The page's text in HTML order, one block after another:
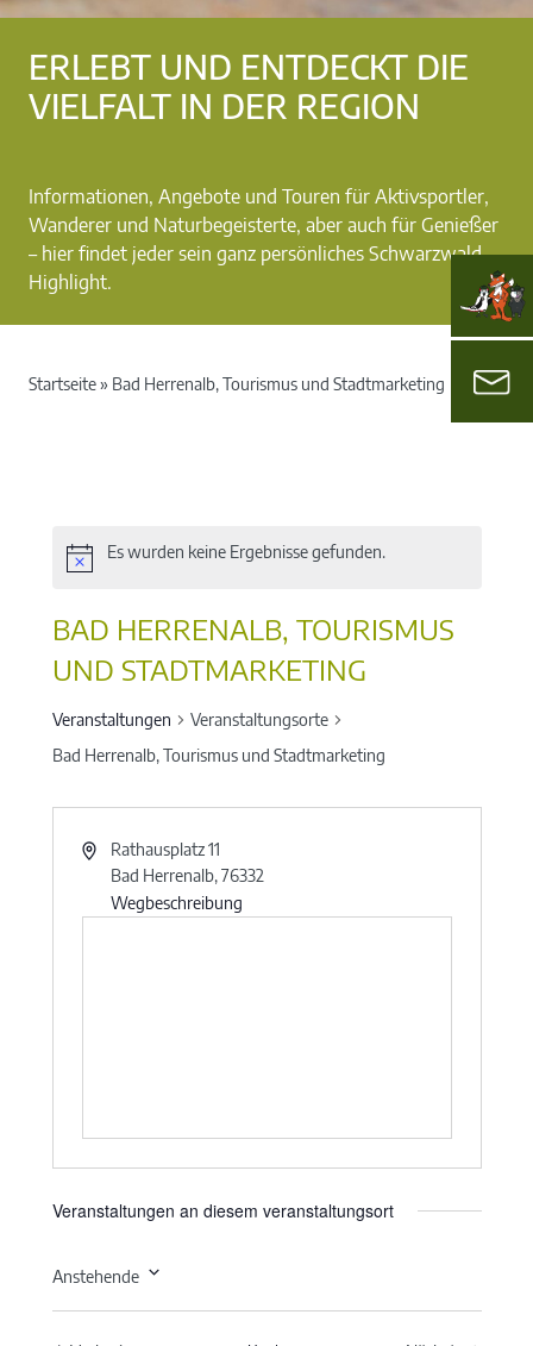
ERLEBT UND ENTDECKT DIE
VIELFALT IN DER REGION
Informationen, Angebote und Touren für Aktivsportler,
Wanderer und Naturbegeisterte, aber auch für Genießer
– hier findet jeder sein ganz persönliches Schwarzwald-
Highlight.
Startseite» Bad Herrenalb, Tourismus und Stadtmarketing
Es wurden keine Ergebnisse gefunden.
BAD HERRENALB, TOURISMUS
UND STADTMARKETING
Veranstaltungen
Veranstaltungsorte
Bad Herrenalb, Tourismus und Stadtmarketing
Rathausplatz 11
Bad Herrenalb,76332
Wegbeschreibung
Veranstaltungen an diesem veranstaltungsort
Anstehende